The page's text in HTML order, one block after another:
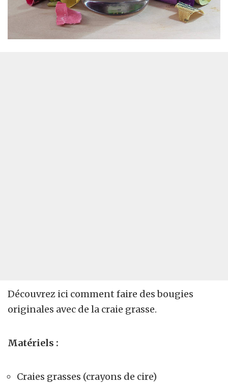
Découvrez ici comment faire des bougies
originales avec de la craie grasse.
Matériels :
Craies grasses (crayons de cire)